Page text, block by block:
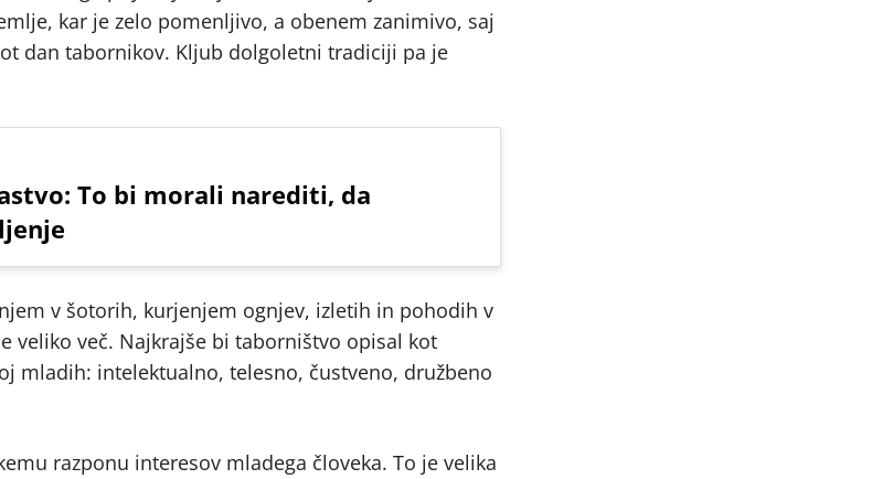
kar je zelo pomenljivo, a obenem zanimivo, saj
dan tabornikov. Kljub dolgoletni tradiciji pa je
To bi morali narediti, da
v šotorih, kurjenjem ognjev, izletih in pohodih v
veliko več. Najkrajše bi taborništvo opisal kot
mladih: intelektualno, telesno, čustveno, družbeno
razponu interesov mladega človeka. To je velika